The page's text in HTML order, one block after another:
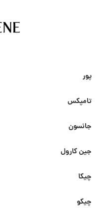
پور
تامپکس
جانسون
جین کارول
چیکا
چیکو